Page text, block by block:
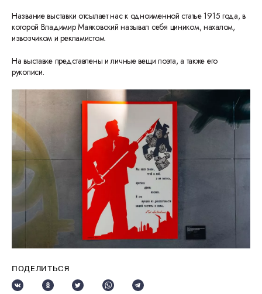
Название выставки отсылает нас к одноименной статье 1915 года, в
которой Владимир Маяковский называл себя циником, нахалом,
извозчиком и рекламистом.
На выставке представлены и личные вещи поэта, а также его
рукописи.
ПОДЕЛИТЬСЯ